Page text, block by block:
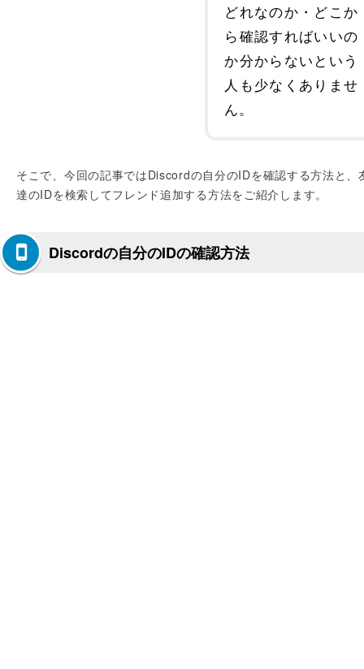
どれなのか・どこか
ら確認すればいいの
か分からないという
人も少なくありませ
ん。
そこで、今回の記事ではDiscordの自分のIDを確認する方法と、
達のIDを検索してフレンド追加する方法をご紹介します。
Discordの自分のIDの確認方法